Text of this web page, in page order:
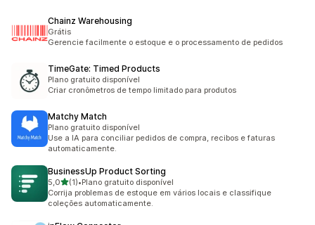
Chainz Warehousing
Grátis
Gerencie facilmente o estoque e o processamento de pedidos
TimeGate: Timed Products
Plano gratuito disponível
Criar cronômetros de tempo limitado para produtos
Matchy Match
Plano gratuito disponível
Use a IA para conciliar pedidos de compra, recibos e faturas
automaticamente.
BusinessUp Product Sorting
5,0de 5 estrelas
(1)
1 avaliações ao todo
•Plano gratuito disponível
Corrija problemas de estoque em vários locais e classifique
coleções automaticamente.